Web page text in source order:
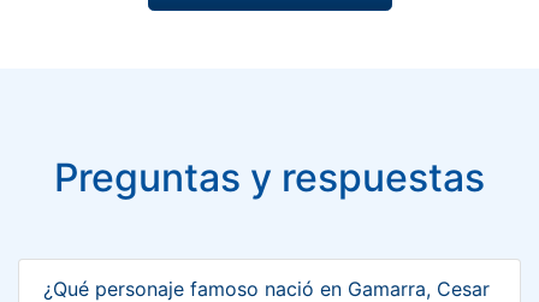
Preguntas y respuestas
¿Qué personaje famoso nació en Gamarra, Cesar